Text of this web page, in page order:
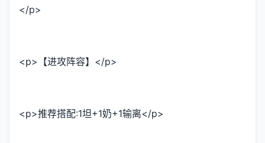
</p>
<p>【进攻阵容】</p>
<p>推荐搭配:1坦+1奶+1输离</p>